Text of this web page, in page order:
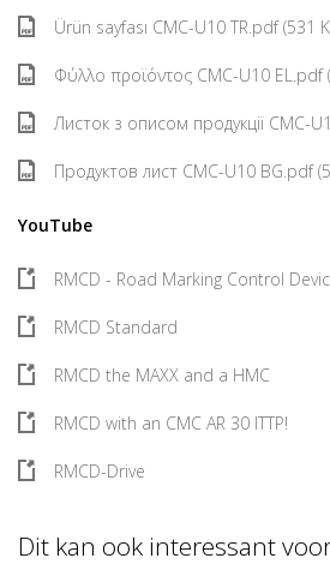
Ürün sayfası CMC-U10 TR.pdf (531
Φύλλο προϊόντος CMC-U10 EL.pdf
Листок з описом продукції CMC-
Продуктов лист CMC-U10 BG.pdf
YouTube
RMCD - Road Marking Control
RMCD Standard
RMCD the MAXX and a HMC
RMCD with an CMC AR 30 ITTP!
RMCD-Drive
Dit kan ook interessant